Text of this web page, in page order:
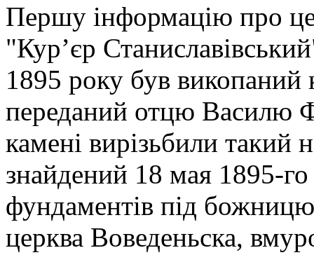
Першу інформацію про
"Кур’єр
1895 року був викопаний
переданий отцю Василю
камені вирізьбили такий
знайдений 18 мая 1895-
фундаментів під
церква Воведеньска,